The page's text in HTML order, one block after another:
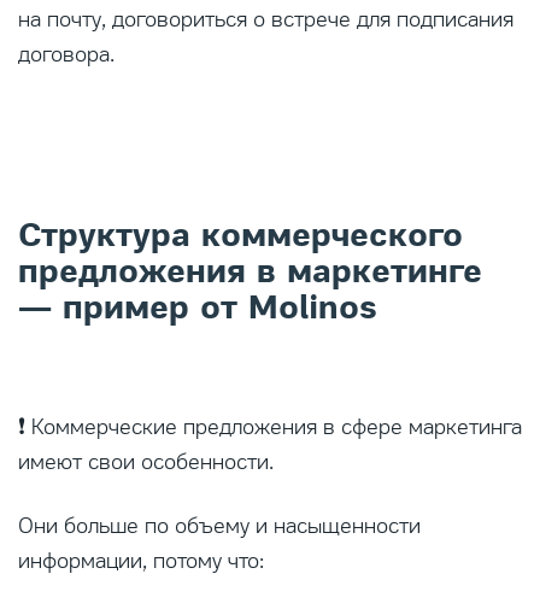
на почту, договориться о встрече для подписания
договора.
Структура коммерческого
предложения в маркетинге
— пример от Molinos
❗ Коммерческие предложения в сфере маркетинга
имеют свои особенности.
Они больше по объему и насыщенности
информации, потому что: